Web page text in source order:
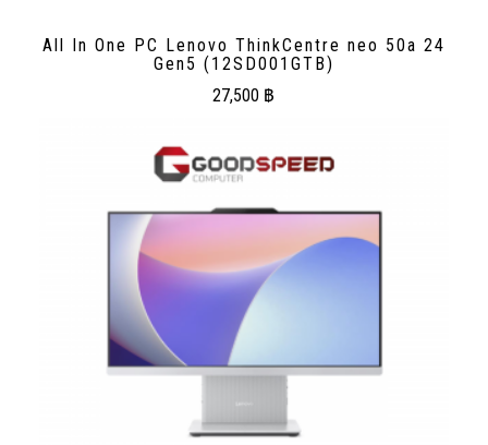
All In One PC Lenovo ThinkCentre neo 50a 24
Gen5 (12SD001GTB)
27,500 ฿